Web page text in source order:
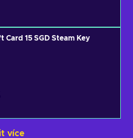
Card 15 SGD Steam Key
více